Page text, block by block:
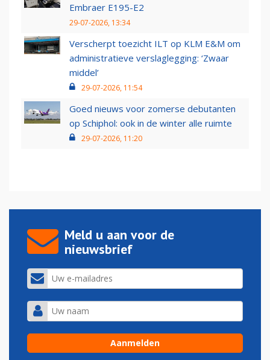
Embraer E195-E2
29-07-2026, 13:34
Verscherpt toezicht ILT op KLM E&M om
administratieve verslaglegging: ‘Zwaar
middel’
29-07-2026, 11:54
Goed nieuws voor zomerse debutanten
op Schiphol: ook in de winter alle ruimte
29-07-2026, 11:20
Meld u aan voor de
nieuwsbrief